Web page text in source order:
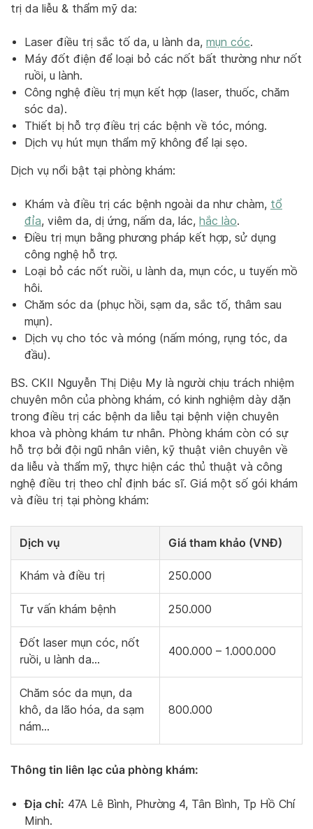
trị da liễu & thẩm mỹ da:
Laser điều trị sắc tố da, u lành da, mụn cóc.
Máy đốt điện để loại bỏ các nốt bất thường như nốt
ruồi, u lành.
Công nghệ điều trị mụn kết hợp (laser, thuốc, chăm
sóc da).
Thiết bị hỗ trợ điều trị các bệnh về tóc, móng.
Dịch vụ hút mụn thẩm mỹ không để lại sẹo.
Dịch vụ nổi bật tại phòng khám:
Khám và điều trị các bệnh ngoài da như chàm, tổ
đỉa, viêm da, dị ứng, nấm da, lác, hắc lào.
Điều trị mụn bằng phương pháp kết hợp, sử dụng
công nghệ hỗ trợ.
Loại bỏ các nốt ruồi, u lành da, mụn cóc, u tuyến mồ
hôi.
Chăm sóc da (phục hồi, sạm da, sắc tố, thâm sau
mụn).
Dịch vụ cho tóc và móng (nấm móng, rụng tóc, da
đầu).
BS. CKII Nguyễn Thị Diệu My là người chịu trách nhiệm
chuyên môn của phòng khám, có kinh nghiệm dày dặn
trong điều trị các bệnh da liễu tại bệnh viện chuyên
khoa và phòng khám tư nhân. Phòng khám còn có sự
hỗ trợ bởi đội ngũ nhân viên, kỹ thuật viên chuyên về
da liễu và thẩm mỹ, thực hiện các thủ thuật và công
nghệ điều trị theo chỉ định bác sĩ. Giá một số gói khám
và điều trị tại phòng khám:
Dịch vụ Giá tham khảo (VNĐ)
Khám và điều trị 250.000
Tư vấn khám bệnh 250.000
Đốt laser mụn cóc, nốt
ruồi, u lành da…
400.000 – 1.000.000
Chăm sóc da mụn, da
khô, da lão hóa, da sạm
nám…
800.000
Thông tin liên lạc của phòng khám:
Địa chỉ: 47A Lê Bình, Phường 4, Tân Bình, Tp Hồ Chí
Minh.